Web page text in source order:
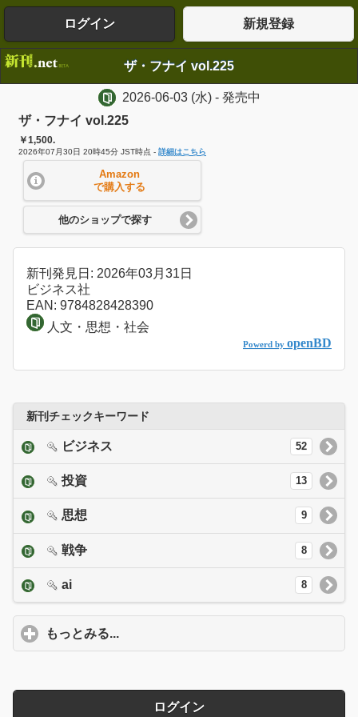
ログイン 新規登録
ザ・フナイ vol.225
2026-06-03(水)- 発売中
ザ・フナイ vol.225
￥1,500.
2026年07月30日 20時45分 JST時点 - 詳細はこちら
Amazon
で購入する
他のショップで探す
新刊発見日: 2026年03月31日
ビジネス社
EAN: 9784828428390
人文・思想・社会
Powerd by openBD
新刊チェックキーワード
ビジネス 52
投資 13
思想 9
戦争 8
ai 8
もっとみる...
ログイン